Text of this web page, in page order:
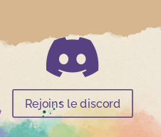

Rejoins le discord